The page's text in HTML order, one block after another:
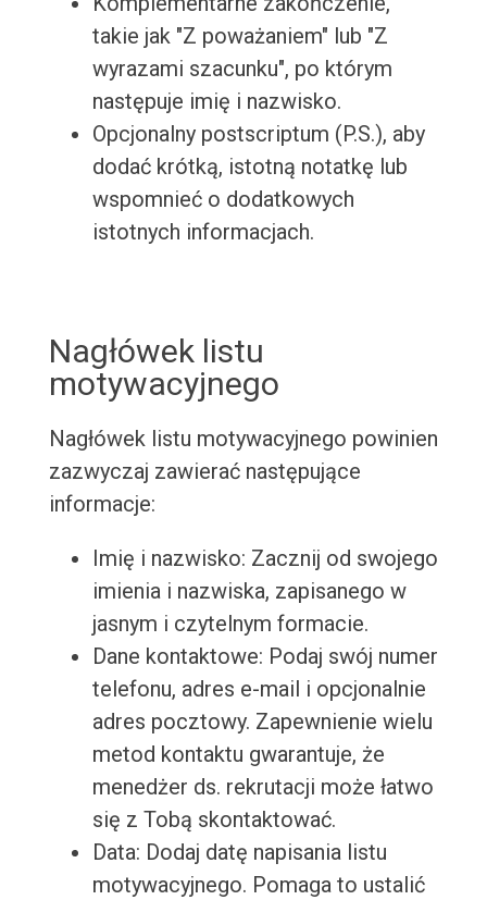
takie jak "Z poważaniem" lub "Z
wyrazami szacunku", po którym
następuje imię i nazwisko.
Opcjonalny postscriptum (P.S.), aby
dodać krótką, istotną notatkę lub
wspomnieć o dodatkowych
istotnych informacjach.
Nagłówek listu
motywacyjnego
Nagłówek listu motywacyjnego powinien
zazwyczaj zawierać następujące
informacje:
Imię i nazwisko: Zacznij od swojego
imienia i nazwiska, zapisanego w
jasnym i czytelnym formacie.
Dane kontaktowe: Podaj swój numer
telefonu, adres e-mail i opcjonalnie
adres pocztowy. Zapewnienie wielu
metod kontaktu gwarantuje, że
menedżer ds. rekrutacji może łatwo
się z Tobą skontaktować.
Data: Dodaj datę napisania listu
motywacyjnego. Pomaga to ustalić